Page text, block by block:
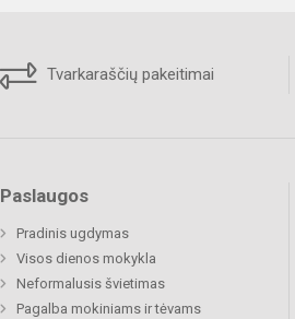
Tvarkaraščių pakeitimai
Paslaugos
Pradinis ugdymas
Visos dienos mokykla
Neformalusis švietimas
Pagalba mokiniams ir tėvams